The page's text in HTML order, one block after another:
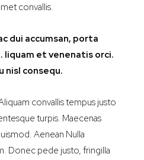
convallis.
dui accumsan, porta
et venenatis orci.
nisl consequ.
convallis tempus justo
turpis. Maecenas
Aenean Nulla
Donec pede justo, fringilla